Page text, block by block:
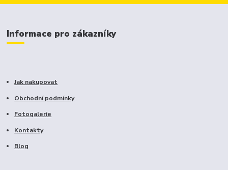
Informace pro zákazníky
Jak nakupovat
Obchodní podmínky
Fotogalerie
Kontakty
Blog